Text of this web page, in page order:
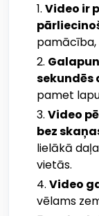
Video ir
pamācība,
sekundēs
pamet
Video
bez
lielākā
vietās.
Video
vēlams